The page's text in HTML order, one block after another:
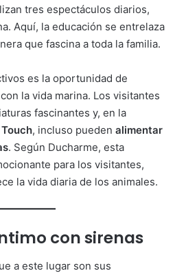
tres espectáculos diarios,
Aquí, la educación se entrelaza
que fascina a toda la familia.
es la oportunidad de
la vida marina. Los visitantes
fascinantes y, en la
, incluso pueden alimentar
. Según Ducharme, esta
para los visitantes,
la vida diaria de los animales.
con sirenas
a este lugar son sus